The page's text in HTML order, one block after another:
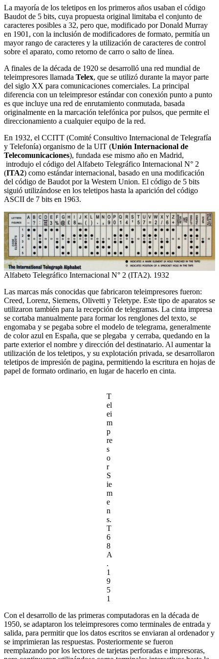
La mayoría de los teletipos en los primeros años usaban el código
Baudot de 5 bits, cuya propuesta original limitaba el conjunto de
caracteres posibles a 32, pero que, modificado por Donald Murray
en 1901, con la inclusión de modificadores de formato, permitía un
mayor rango de caracteres y la utilización de caracteres de control
sobre el aparato, como retorno de carro o salto de línea.
A finales de la década de 1920 se desarrolló una red mundial de
teleimpresores llamada Telex, que se utilizó durante la mayor parte
del siglo XX para comunicaciones comerciales. La principal
diferencia con un teleimpresor estándar con conexión punto a punto
es que incluye una red de enrutamiento conmutada, basada
originalmente en la marcación telefónica por pulsos, que permite el
direccionamiento a cualquier equipo de la red.
En 1932, el CCITT (Comité Consultivo Internacional de Telegrafía
y Telefonía) organismo de la UIT (Unión Internacional de
Telecomunicaciones), fundada ese mismo año en Madrid,
introdujo el código del Alfabeto Telegráfico Internacional N° 2
(ITA2) como estándar internacional, basado en una modificación
del código de Baudot por la Western Union. El código de 5 bits
siguió utilizándose en los teletipos hasta la aparición del código
ASCII de 7 bits en 1963.
Alfabeto Telegráfico Internacional N° 2 (ITA2). 1932
Las marcas más conocidas que fabricaron teleimpresores fueron:
Creed, Lorenz, Siemens, Olivetti y Teletype. Este tipo de aparatos se
utilizaron también para la recepción de telegramas. La cinta impresa
se cortaba manualmente para formar los renglones del texto, se
engomaba y se pegaba sobre el modelo de telegrama, generalmente
de color azul en España, que se plegaba y cerraba, quedando en la
parte exterior el nombre y dirección del destinatario. Al aumentar la
utilización de los teletipos, y su explotación privada, se desarrollaron
teletipos de impresión de pagina, permitiendo la escritura en hojas de
papel de formato ordinario, en lugar de hacerlo en cinta.
T
el
ei
m
p
re
s
o
r
S
ie
m
e
n
s.
T
6
8
A
.
1
9
5
1
Con el desarrollo de las primeras computadoras en la década de
1950, se adaptaron los teleimpresores como terminales de entrada y
salida, para permitir que los datos escritos se enviaran al ordenador y
se imprimieran las respuestas. Posteriormente se fueron
reemplazando por los lectores de tarjetas perforadas e impresoras,